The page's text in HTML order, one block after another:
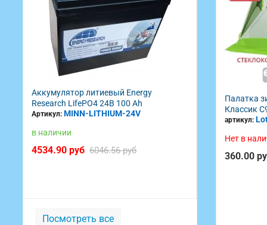
Аккумулятор литиевый Energy
Research LifePO4 36В 100 Ah
Артикул: MINN-LITHIUM-36V
в наличии
8499.00 руб 9348.00 руб
Артикул:
196.00 руб
Посмотреть все
Палатка
Классик
артикул:
Нет в
360.00